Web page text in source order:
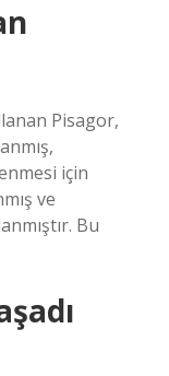
Pisagor,
için
ve
Bu